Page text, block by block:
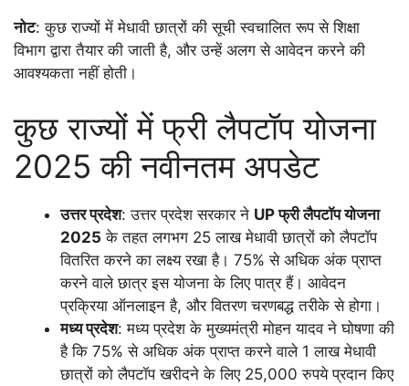
नोट: कुछ राज्यों में मेधावी छात्रों की सूची स्वचालित रूप से शिक्षा
विभाग द्वारा तैयार की जाती है, और उन्हें अलग से आवेदन करने की
आवश्यकता नहीं होती।
कुछ राज्यों में फ्री लैपटॉप योजना
2025 की नवीनतम अपडेट
उत्तर प्रदेश: उत्तर प्रदेश सरकार ने UP फ्री लैपटॉप योजना
2025 के तहत लगभग 25 लाख मेधावी छात्रों को लैपटॉप
वितरित करने का लक्ष्य रखा है। 75% से अधिक अंक प्राप्त
करने वाले छात्र इस योजना के लिए पात्र हैं। आवेदन
प्रक्रिया ऑनलाइन है, और वितरण चरणबद्ध तरीके से होगा।
मध्य प्रदेश: मध्य प्रदेश के मुख्यमंत्री मोहन यादव ने घोषणा की
है कि 75% से अधिक अंक प्राप्त करने वाले 1 लाख मेधावी
छात्रों को लैपटॉप खरीदने के लिए 25,000 रुपये प्रदान किए